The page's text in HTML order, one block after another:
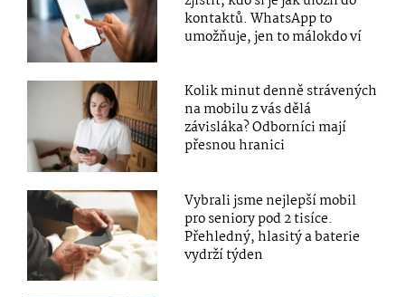
kontaktů. WhatsApp to
umožňuje, jen to málokdo ví
Kolik minut denně strávených
na mobilu z vás dělá
závisláka? Odborníci mají
přesnou hranici
Vybrali jsme nejlepší mobil
pro seniory pod 2 tisíce.
Přehledný, hlasitý a baterie
vydrží týden